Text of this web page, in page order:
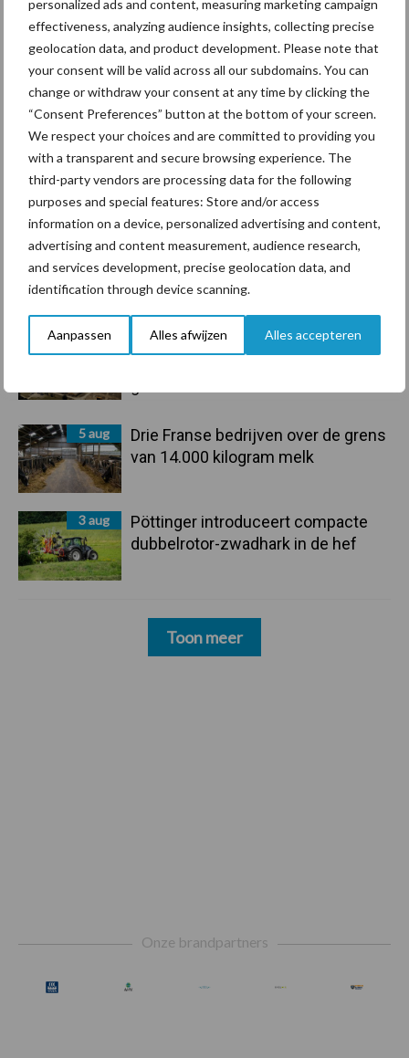
personalized ads and content, measuring marketing campaign
effectiveness, analyzing audience insights, collecting precise
geolocation data, and product development. Please note that
your consent will be valid across all our subdomains. You can
change or withdraw your consent at any time by clicking the
“Consent Preferences” button at the bottom of your screen.
We respect your choices and are committed to providing you
with a transparent and secure browsing experience. The
third-party vendors are processing data for the following
purposes and special features: Store and/or access
information on a device, personalized advertising and content,
advertising and content measurement, audience research,
and services development, precise geolocation data, and
identification through device scanning.
Aanpassen Alles afwijzen Alles accepteren
Primaire
Sidebar
Recent nieuws Partner nieuws
6 aug
ForFarmers ziet volume en
marktaandeel groeien in krimpende
Nederlandse markt
6 aug
Tien praktische tips voor een
langere levensduur
5 aug
“Vraag naar praktische
5 aug
Drie Franse bedrijven over de grens
van 14.000 kilogram melk
3 aug
Pöttinger introduceert compacte
dubbelrotor-zwadhark in de hef
Toon meer
Toon meer
Onze brandpartners